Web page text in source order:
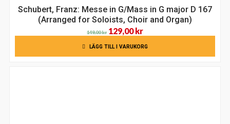
Schubert, Franz: Messe in G/Mass in G major D 167
(Arranged for Soloists, Choir and Organ)
149,00kr Det
ursprungliga
priset
129,00 krDet
nuvarande
priset
LÄGG TILL I VARUKORG